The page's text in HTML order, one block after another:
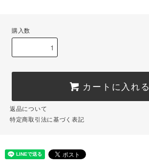
購入数
カートに入れる
返品について
特定商取引法に基づく表記